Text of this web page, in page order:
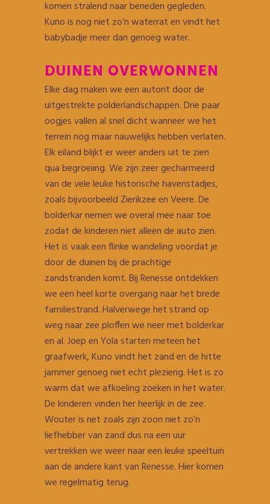
komen stralend naar beneden gegleden.
Kuno is nog niet zo’n waterrat en vindt het
babybadje meer dan genoeg water.
DUINEN OVERWONNEN
Elke dag maken we een autorit door de
uitgestrekte polderlandschappen. Drie paar
oogjes vallen al snel dicht wanneer we het
terrein nog maar nauwelijks hebben verlaten.
Elk eiland blijkt er weer anders uit te zien
qua begroeiing. We zijn zeer gecharmeerd
van de vele leuke historische havenstadjes,
zoals bijvoorbeeld Zierikzee en Veere. De
bolderkar nemen we overal mee naar toe
zodat de kinderen niet alleen de auto zien.
Het is vaak een flinke wandeling voordat je
door de duinen bij de prachtige
zandstranden komt. Bij Renesse ontdekken
we een heel korte overgang naar het brede
familiestrand. Halverwege het strand op
weg naar zee ploffen we neer met bolderkar
en al. Joep en Yola starten meteen het
graafwerk, Kuno vindt het zand en de hitte
jammer genoeg niet echt plezierig. Het is zo
warm dat we afkoeling zoeken in het water.
De kinderen vinden her heerlijk in de zee.
Wouter is net zoals zijn zoon niet zo’n
liefhebber van zand dus na een uur
vertrekken we weer naar een leuke speeltuin
aan de andere kant van Renesse. Hier komen
we regelmatig terug.